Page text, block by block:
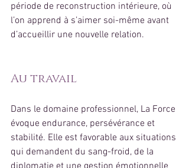
période de reconstruction intérieure, où
l’on apprend à s’aimer soi-même avant
d’accueillir une nouvelle relation.
Au travail
Dans le domaine professionnel, La Force
évoque endurance, persévérance et
stabilité. Elle est favorable aux situations
qui demandent du sang-froid, de la